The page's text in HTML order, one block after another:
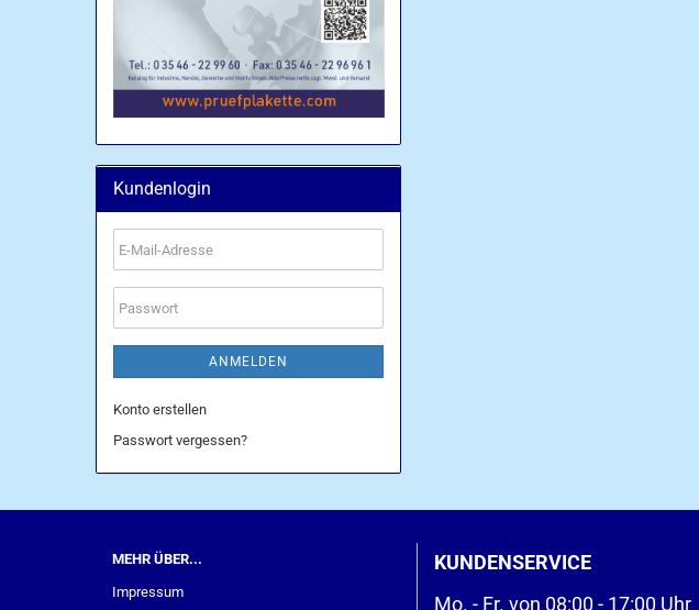
Kundenlogin
E-
Mail-
Adresse
Passwort
ANMELDEN
Konto erstellen
Passwort vergessen?
MEHR ÜBER...
Impressum
KUNDENSERVICE
Mo. - Fr. von 08:00 - 17:00 Uhr